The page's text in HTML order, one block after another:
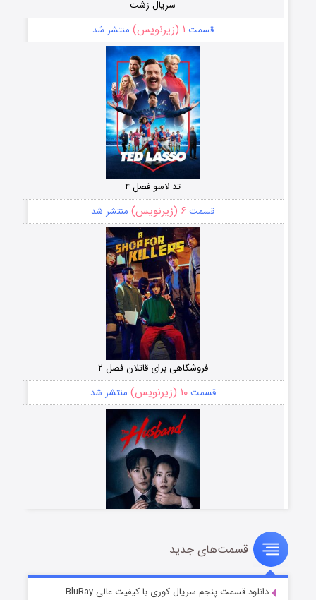
سریال زشت
قسمت ۱ (زیرنویس) منتشر شد
تد لاسو فصل ۴
قسمت ۶ (زیرنویس) منتشر شد
فروشگاهی برای قاتلان فصل ۲
قسمت۱۰ (زیرنویس) منتشر شد
قسمت۸ (زیرنویس) منتشر شد
قسمت‌های جدید
دانلود قسمت پنجم سریال کوری با کیفیت عالی BluRay